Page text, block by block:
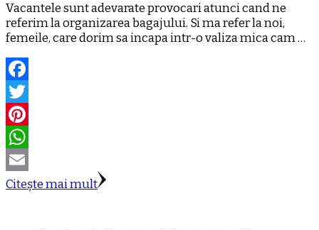
Vacantele sunt adevarate provocari atunci cand ne
referim la organizarea bagajului. Si ma refer la noi,
femeile, care dorim sa incapa intr-o valiza mica cam …
Facebook
Twitter
Pinterest
WhatsApp
Email
Citește mai mult